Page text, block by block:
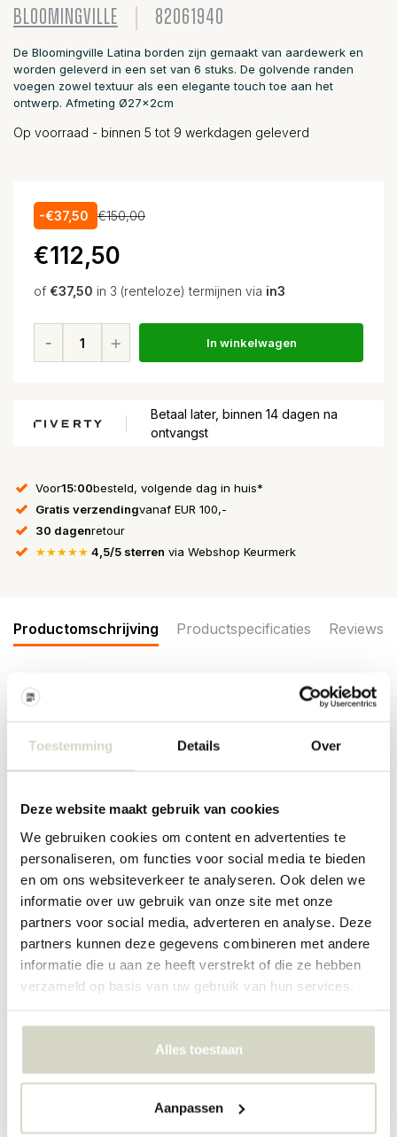
Toestemming Details Over
Deze website maakt gebruik van cookies
We gebruiken cookies om content en advertenties te
personaliseren, om functies voor social media te bieden
en om ons websiteverkeer te analyseren. Ook delen we
informatie over uw gebruik van onze site met onze
partners voor social media, adverteren en analyse. Deze
partners kunnen deze gegevens combineren met andere
informatie die u aan ze heeft verstrekt of die ze hebben
verzameld op basis van uw gebruik van hun services.
Alles toestaan
Aanpassen
BLOOMINGVILLE 82061940
De Bloomingville Latina borden zijn gemaakt van aardewerk en
worden geleverd in een set van 6 stuks. De golvende randen
voegen zowel textuur als een elegante touch toe aan het
ontwerp. Afmeting Ø27x2cm
Op voorraad - binnen 5 tot 9 werkdagen geleverd
-€37,50 €150,00
€112,50
of €37,50 in 3 (renteloze) termijnen via in3
In winkelwagen
Betaal later, binnen 14 dagen na
ontvangst
Voor15:00besteld, volgende dag in huis*
Gratis verzendingvanaf EUR 100,-
30 dagenretour
★★★★★ 4,5/5 sterren via Webshop Keurmerk
Productomschrijving Productspecificaties Reviews
De Bloomingville Latina borden zijn gemaakt van aardewerk en
ontwerp. Afmeting Ø27x2cm
Materiaal: aardewerk
Kleur: blauw
Overige: geschikt voor in de vaatwasser, oven en magnetron. Per
item kunnen er verschillen zijn.
PRODUCTSPECIFICATIES
Artikelnummer 82061940
82061940
Reviews
Er zijn nog geen reviews geschreven over dit product..